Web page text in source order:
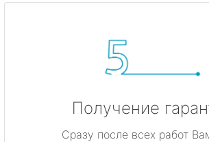
Получение
Сразу после всех работ